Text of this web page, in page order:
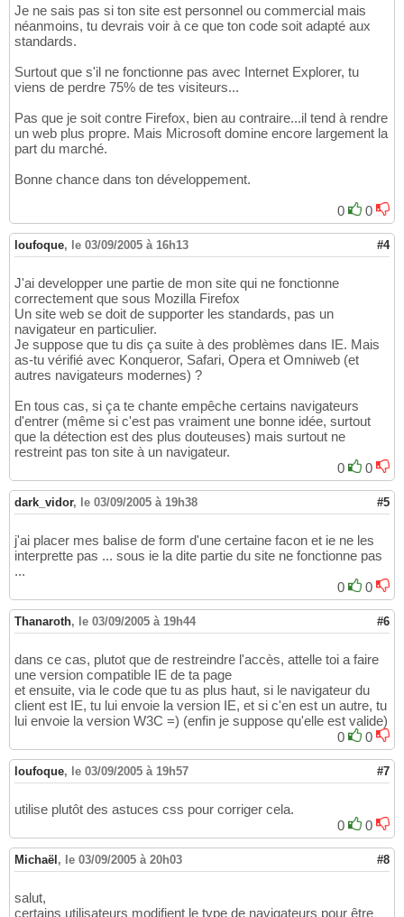
Je ne sais pas si ton site est personnel ou commercial mais
néanmoins, tu devrais voir à ce que ton code soit adapté aux
standards.
Surtout que s'il ne fonctionne pas avec Internet Explorer, tu
viens de perdre 75% de tes visiteurs...
Pas que je soit contre Firefox, bien au contraire...il tend à rendre
un web plus propre. Mais Microsoft domine encore largement la
part du marché.
Bonne chance dans ton développement.
0 0
loufoque, le 03/09/2005 à 16h13 #4
J'ai developper une partie de mon site qui ne fonctionne
correctement que sous Mozilla Firefox
Un site web se doit de supporter les standards, pas un
navigateur en particulier.
Je suppose que tu dis ça suite à des problèmes dans IE. Mais
as-tu vérifié avec Konqueror, Safari, Opera et Omniweb (et
autres navigateurs modernes) ?
En tous cas, si ça te chante empêche certains navigateurs
d'entrer (même si c'est pas vraiment une bonne idée, surtout
que la détection est des plus douteuses) mais surtout ne
restreint pas ton site à un navigateur.
0
0
dark_vidor, le 03/09/2005 à 19h38 #5
j'ai placer mes balise de form d'une certaine facon et ie ne les
interprette pas ... sous ie la dite partie du site ne fonctionne pas
...
0
0
Thanaroth, le 03/09/2005 à 19h44 #6
dans ce cas, plutot que de restreindre l'accès, attelle toi a faire
une version compatible IE de ta page
et ensuite, via le code que tu as plus haut, si le navigateur du
client est IE, tu lui envoie la version IE, et si c'en est un autre, tu
lui envoie la version W3C =) (enfin je suppose qu'elle est valide)
0
0
loufoque, le 03/09/2005 à 19h57 #7
utilise plutôt des astuces css pour corriger cela.
0
0
Michaël , le 03/09/2005 à 20h03 #8
salut,
certains utilisateurs modifient le type de navigateurs pour être